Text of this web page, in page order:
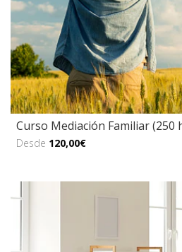
Curso Mediación Familiar (250
Desde 120,00€